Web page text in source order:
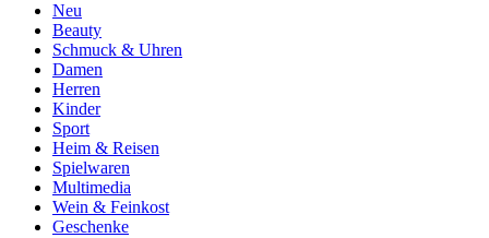
Neu
Beauty
Schmuck & Uhren
Damen
Herren
Kinder
Sport
Heim & Reisen
Spielwaren
Multimedia
Wein & Feinkost
Geschenke